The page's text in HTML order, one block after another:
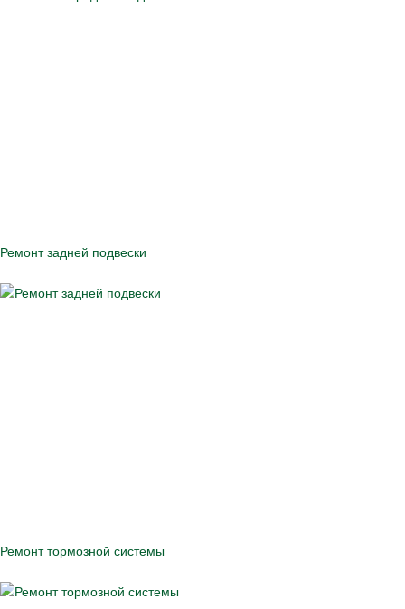
Ремонт задней подвески
Ремонт тормозной системы